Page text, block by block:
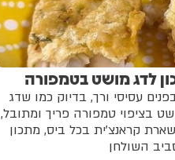
לדג מושט בטמפורה
עסיסי ורך, בדיוק כמו שדג
בציפוי טמפורה פריך ומתובל,
קראנצ'ית בכל ביס, מתכון
השולחן